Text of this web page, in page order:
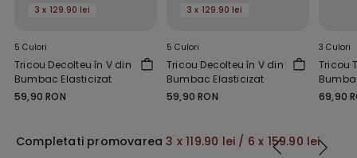
3 x 129.90 lei
5 Culori
Tricou Decolteu în V din
Bumbac Elasticizat
59,90 RON
3 x 129.90 lei
5 Culori
Tricou Decolteu în V din
Bumbac Elasticizat
59,90 RON
3 Culori
Tricou
69,90
Completati promovarea3 x 119.90 lei / 6 x 159.90 lei